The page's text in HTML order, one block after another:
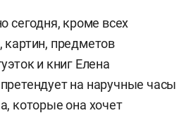
сегодня, кроме всех
предметов
и книг Елена
на наручные часы
которые она хочет